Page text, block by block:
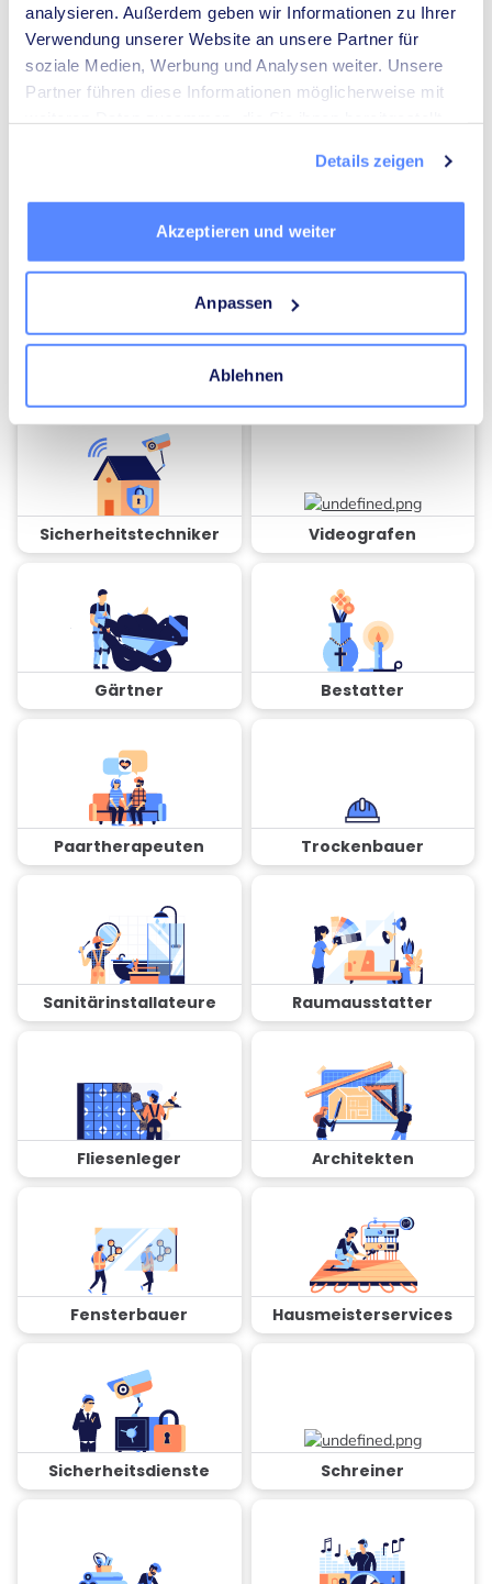
analysieren. Außerdem geben wir Informationen zu Ihrer
Verwendung unserer Website an unsere Partner für
soziale Medien, Werbung und Analysen weiter. Unsere
Partner führen diese Informationen möglicherweise mit
Details zeigen
Akzeptieren und weiter
Anpassen
Ablehnen
Umzugsunternehmen Heizungsbauer
Elektriker Mediatoren
Sicherheitstechniker Videografen
Gärtner Bestatter
Paartherapeuten Trockenbauer
Sanitärinstallateure Raumausstatter
Fliesenleger Architekten
Fensterbauer Hausmeisterservices
Sicherheitsdienste Schreiner